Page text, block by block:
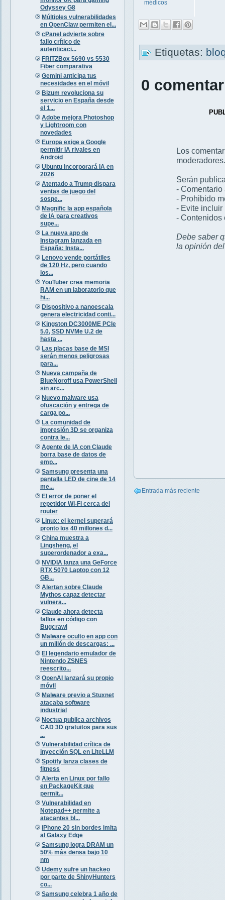
Odyssey G8
Múltiples vulnerabilidades
en OpenClaw permiten el...
cPanel advierte sobre
fallo crítico de
autenticaci...
FRITZBox 5690 vs 5530
Fiber comparativa
Gemini anticipa tus
necesidades en el móvil
Bizum revoluciona su
servicio en España desde
el 1...
Adobe mejora Photoshop
y Lightroom con
novedades
Europa exige a Google
permitir IA rivales en
Android
Ubuntu incorporará IA en
2026
Atentado a Trump dispara
ventas de juego del
sospe...
Magnific la app española
de IA para creativos
supe...
La nueva app de
Instagram lanzada en
España: Insta...
Lenovo vende portátiles
de 120 Hz, pero cuando
los...
YouTuber crea memoria
RAM en un laboratorio que
hi...
Dispositivo a nanoescala
genera electricidad conti...
Kingston DC3000ME PCIe
5.0, SSD NVMe U.2 de
hasta ...
Las placas base de MSI
serán menos peligrosas
para...
Nueva campaña de
BlueNoroff usa PowerShell
sin arc...
Nuevo malware usa
ofuscación y entrega de
carga po...
La comunidad de
impresión 3D se organiza
contra le...
Agente de IA con Claude
borra base de datos de
emp...
Samsung presenta una
pantalla LED de cine de 14
me...
El error de poner el
repetidor Wi-Fi cerca del
router
Linux: el kernel superará
pronto los 40 millones d...
China muestra a
Lingsheng, el
superordenador a exa...
NVIDIA lanza una GeForce
RTX 5070 Laptop con 12
GB...
Alertan sobre Claude
Mythos capaz detectar
vulnera...
Claude ahora detecta
fallos en código con
Bugcrawl
Malware oculto en app con
un millón de descargas: ...
El legendario emulador de
Nintendo ZSNES
reescrito...
OpenAI lanzará su propio
móvil
Malware previo a Stuxnet
atacaba software
industrial
Noctua publica archivos
CAD 3D gratuitos para sus
...
Vulnerabilidad crítica de
inyección SQL en LiteLLM
Spotify lanza clases de
fitness
Alerta en Linux por fallo
en PackageKit que
permit...
Vulnerabilidad en
Notepad++ permite a
atacantes bl...
iPhone 20 sin bordes imita
al Galaxy Edge
Samsung logra DRAM un
50% más densa bajo 10
nm
Udemy sufre un hackeo
por parte de ShinyHunters
co...
Samsung celebra 1 año de
médicos
Etiquetas:
0
Los
moderadores.
Serán
- Comentario
- Prohibido
- Evite incluir
- Contenidos
Debe saber
la opinión
Entrada más reciente